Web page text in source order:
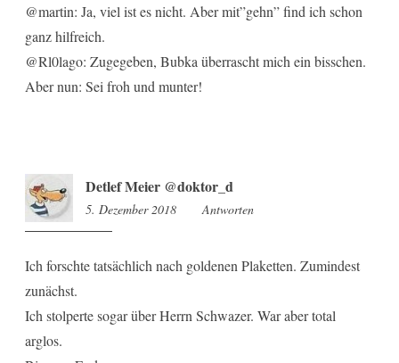
@martin: Ja, viel ist es nicht. Aber mit”gehn” find ich schon
ganz hilfreich.
@Rl0lago: Zugegeben, Bubka überrascht mich ein bisschen.
Aber nun: Sei froh und munter!
Detlef Meier @doktor_d
5. Dezember 2018 19:59
Antworten
Ich forschte tatsächlich nach goldenen Plaketten. Zumindest
zunächst.
Ich stolperte sogar über Herrn Schwazer. War aber total
arglos.